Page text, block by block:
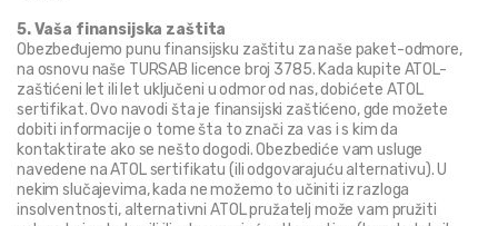
5. Vaša finansijska zaštita
Obezbeđujemo punu finansijsku zaštitu za naše paket-odmore,
na osnovu naše TURSAB licence broj 3785. Kada kupite ATOL-
zaštićeni let ili let uključeni u odmor od nas, dobićete ATOL
sertifikat. Ovo navodi šta je finansijski zaštićeno, gde možete
dobiti informacije o tome šta to znači za vas i s kim da
kontaktirate ako se nešto dogodi. Obezbediće vam usluge
navedene na ATOL sertifikatu (ili odgovarajuću alternativu). U
nekim slučajevima, kada ne možemo to učiniti iz razloga
insolventnosti, alternativni ATOL pružatelj može vam pružiti